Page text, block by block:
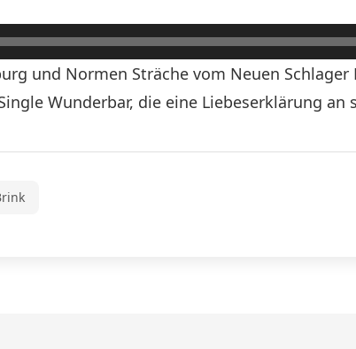
und Normen Sträche vom Neuen
Wunderbar, die eine Liebeserklärung an